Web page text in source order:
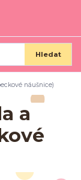
Hledat
náušnice)
a